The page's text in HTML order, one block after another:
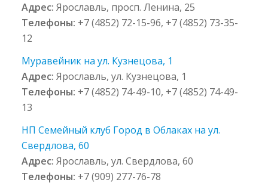
Адрес:Ярославль, просп. Ленина, 25
Телефоны: +7 (4852) 72-15-96, +7 (4852) 73-35-
12
Муравейник на ул. Кузнецова, 1
Адрес:Ярославль, ул. Кузнецова, 1
Телефоны: +7 (4852) 74-49-10, +7 (4852) 74-49-
13
НП Семейный клуб Город в Облаках на ул.
Свердлова, 60
Адрес:Ярославль, ул. Свердлова, 60
Телефоны: +7 (909) 277-76-78